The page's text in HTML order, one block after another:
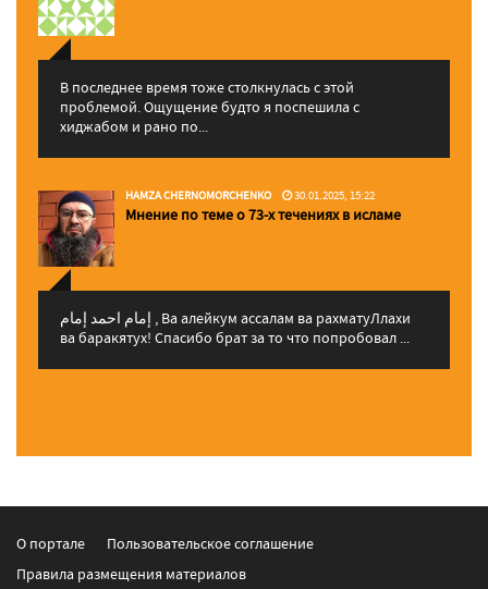
В последнее время тоже столкнулась с этой
проблемой. Ощущение будто я поспешила с
хиджабом и рано по...
HAMZA CHERNOMORCHENKO 30.01.2025, 15:22
Мнение по теме о 73-х течениях в исламе
إمام احمد إمام , Ва алейкум ассалам ва рахматуЛлахи
ва баракятух! Спасибо брат за то что попробовал ...
О портале
Пользовательское соглашение
Правила размещения материалов